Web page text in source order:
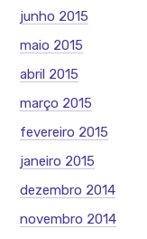
junho 2015
maio 2015
abril 2015
março 2015
fevereiro 2015
janeiro 2015
dezembro 2014
novembro 2014